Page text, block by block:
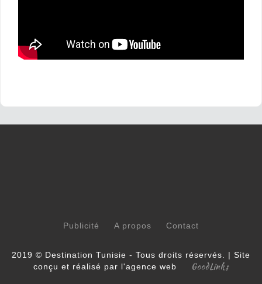
Publicité A propos Contact
2019 © Destination Tunisie - Tous droits réservés. | Site
conçu et réalisé par l'agence web
GoodLinks